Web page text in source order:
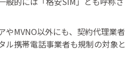
やMVNO以外にも、契約代理業者
ル携帯電話事業者も規制の対象と